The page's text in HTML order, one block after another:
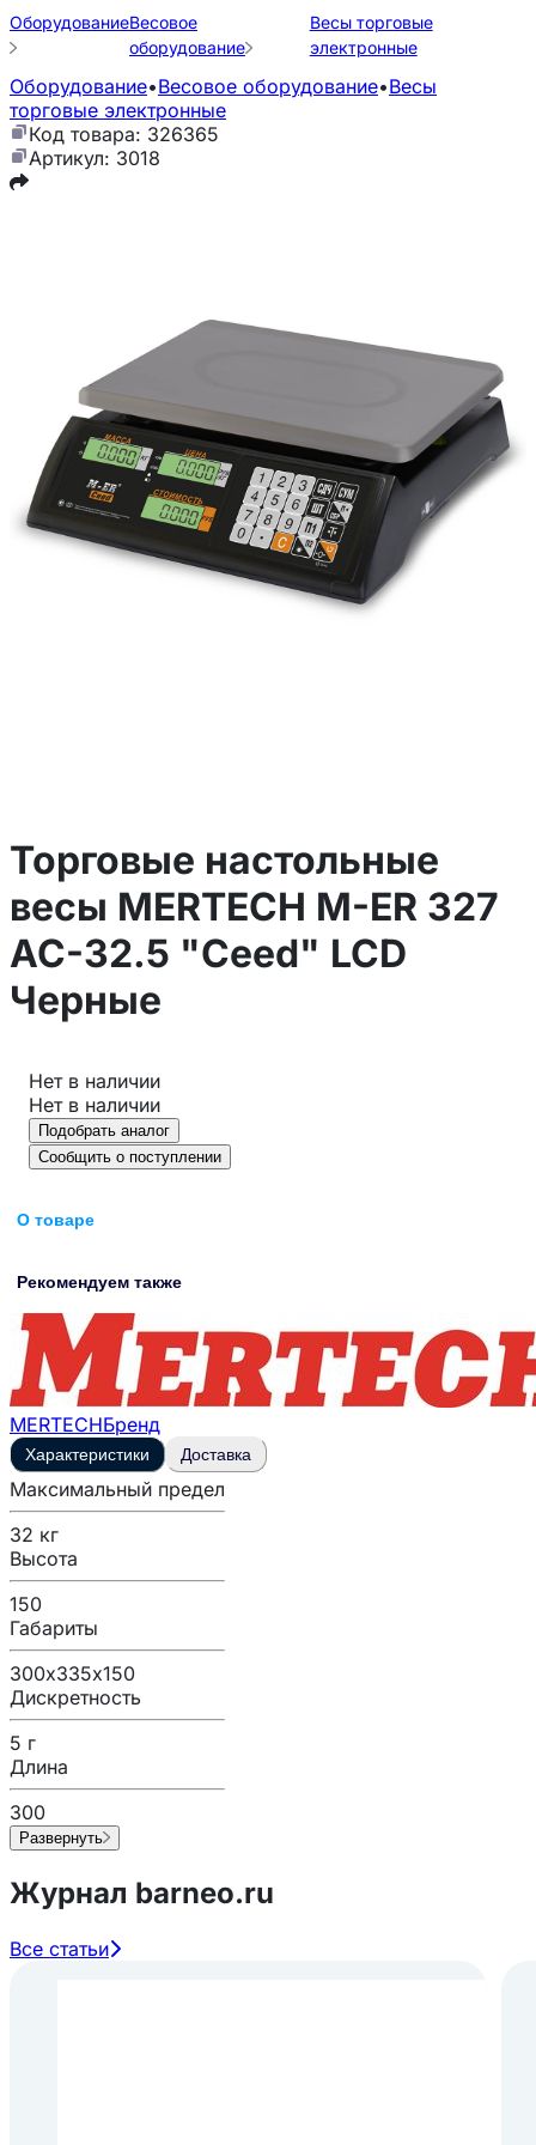
ОборудованиеВесовое
оборудование
Весы торговые
электронные
Оборудование•Весовое оборудование•Весы
торговые электронные
Код товара: 326365
Артикул: 3018
Торговые настольные
весы MERTECH M-ER 327
AC-32.5 "Ceed" LCD
Черные
Нет в наличии
Нет в наличии
Подобрать аналог
Сообщить о поступлении
О товаре
Рекомендуем также
MERTECHБренд
Характеристики Доставка
Максимальный предел
32 кг
Высота
150
Габариты
300х335х150
Дискретность
5 г
Длина
300
Развернуть
Журнал barneo.ru
Все статьи